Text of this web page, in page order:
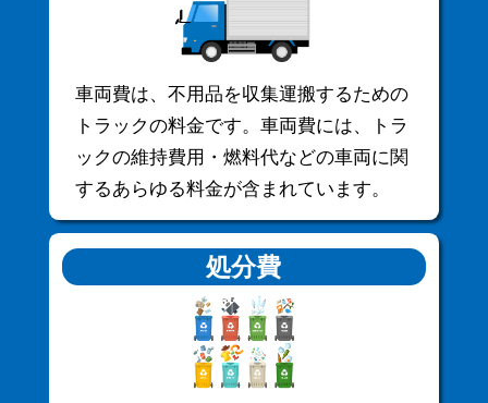
車両費は、不用品を収集運搬するための
トラックの料金です。車両費には、トラ
ックの維持費用・燃料代などの車両に関
するあらゆる料金が含まれています。
処分費